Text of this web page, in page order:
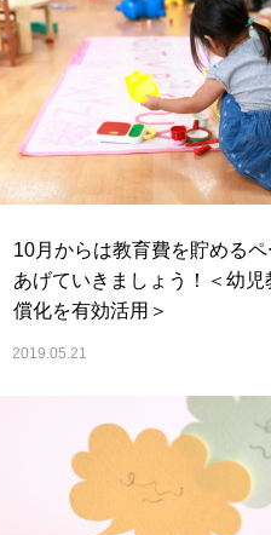
10月からは教育費を貯めるペ
あげていきましょう！＜幼児
償化を有効活用＞
2019.05.21